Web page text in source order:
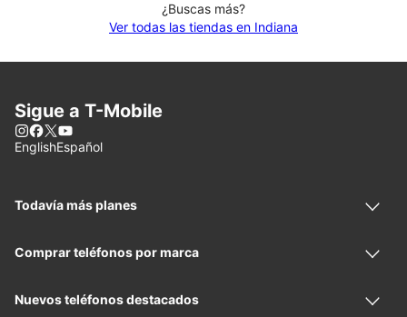
¿Buscas más?
Ver todas las tiendas en Indiana